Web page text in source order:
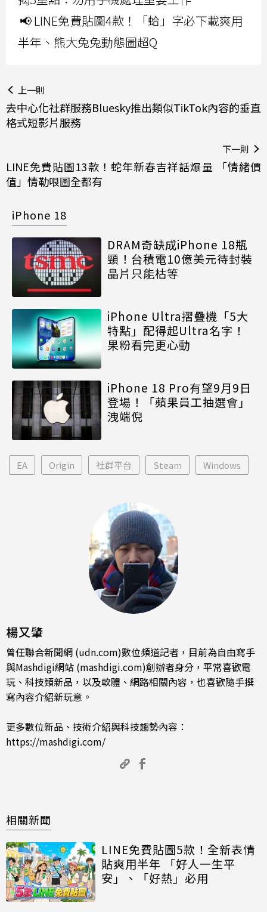
📢 LINE免費貼圖4款！「蛤」字必下載爽用
半年、熊大兔兔動態圖超Q
上一則
去中心化社群服務Bluesky推出類似TikTok內容的垂直
格式短影片服務
下一則
LINE免費貼圖13款！蛇年新春吉祥話爆量 「情緒價
值」情勒哏圖全都有
iPhone 18
DRAM奇缺成iPhone 18瓶
頸！台積電10億美元待封裝
晶片只能枯等
iPhone Ultra摺疊機「5大
特點」配得起Ultra名字！
果粉看完更心動
iPhone 18 Pro有望9月9日
登場！「蘋果員工抽選會」
洩端倪
EA Origin 社群平台 Steam Windows
楊又肇
曾任聯合新聞網 (udn.com)數位頻道記者，目前為自由寫手
與Mashdigi網站 (mashdigi.com)創辦者身分，平常喜歡電
玩、科技類新品，以及軟體、網路相關內容，也喜歡隨手撰
寫內容介紹新玩意。
更多數位新品、技術介紹與科技趨勢內容：
https://mashdigi.com/
相關新聞
LINE免費貼圖5款！全新表情
貼爽用半年 「好人一生平
安」、「好熱」必用